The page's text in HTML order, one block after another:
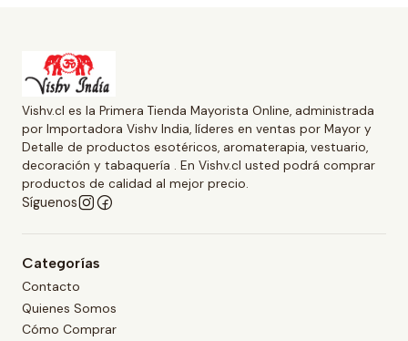
Vishv.cl es la Primera Tienda Mayorista Online, administrada
por Importadora Vishv India, líderes en ventas por Mayor y
Detalle de productos esotéricos, aromaterapia, vestuario,
decoración y tabaquería . En Vishv.cl usted podrá comprar
productos de calidad al mejor precio.
Síguenos
Categorías
Contacto
Quienes Somos
Cómo Comprar